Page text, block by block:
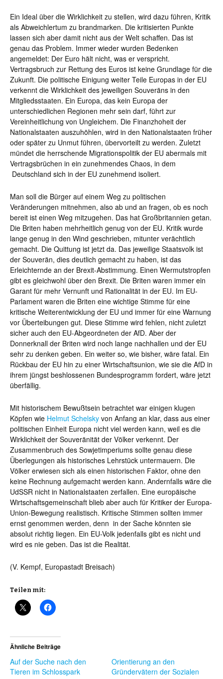
Ein Ideal über die Wirklichkeit zu stellen, wird dazu führen, Kritik
als Abweichlertum zu brandmarken. Die kritisierten Punkte
lassen sich aber damit nicht aus der Welt schaffen. Das ist
genau das Problem. Immer wieder wurden Bedenken
angemeldet: Der Euro hält nicht, was er verspricht.
Vertragsbruch zur Rettung des Euros ist keine Grundlage für die
Zukunft. Die politische Einigung weiter Teile Europas in der EU
verkennt die Wirklichkeit des jeweiligen Souveräns in den
Mitgliedsstaaten. Ein Europa, das kein Europa der
unterschiedlichen Regionen mehr sein darf, führt zur
Vereinheitlichung von Ungleichem. Die Finanzhoheit der
Nationalstaaten auszuhöhlen, wird in den Nationalstaaten früher
oder später zu Unmut führen, übervorteilt zu werden. Zuletzt
mündet die herrschende Migrationspolitik der EU abermals mit
Vertragsbrüchen in ein zunehmendes Chaos, in dem
Deutschland sich in der EU zunehmend isoliert.
Man soll die Bürger auf einem Weg zu politischen
Veränderungen mitnehmen, also ab und an fragen, ob es noch
bereit ist einen Weg mitzugehen. Das hat Großbritannien getan.
Die Briten haben mehrheitlich genug von der EU. Kritik wurde
lange genug in den Wind geschrieben, mitunter verächtlich
gemacht. Die Quittung ist jetzt da. Das jeweilige Staatsvolk ist
der Souverän, dies deutlich gemacht zu haben, ist das
Erleichternde an der Brexit-Abstimmung. Einen Wermutstropfen
gibt es gleichwohl über den Brexit. Die Briten waren immer ein
Garant für mehr Vernunft und Rationalität in der EU. Im EU-
Parlament waren die Briten eine wichtige Stimme für eine
kritische Weiterentwicklung der EU und immer für eine Warnung
vor Überteibungen gut. Diese Stimme wird fehlen, nicht zuletzt
sicher auch den EU-Abgeordneten der AfD. Aber der
Donnerknall der Briten wird noch lange nachhallen und der EU
sehr zu denken geben. Ein weiter so, wie bisher, wäre fatal. Ein
Rückbau der EU hin zu einer Wirtschaftsunion, wie sie die AfD in
ihrem jüngst beshlossenen Bundesprogramm fordert, wäre jetzt
überfällig.
Mit historischem Bewußtsein betrachtet war einigen klugen
Köpfen wie Helmut Schelsky von Anfang an klar, dass aus einer
politischen Einheit Europa nicht viel werden kann, weil es die
Wirklichkeit der Souveränität der Völker verkennt. Der
Zusammenbruch des Sowjetimperiums sollte genau diese
Überlegungen als historisches Lehrstück untermauern. Die
Völker erwiesen sich als einen historischen Faktor, ohne den
keine Rechnung aufgemacht werden kann. Andernfalls wäre die
UdSSR nicht in Nationalstaaten zerfallen. Eine europäische
Wirtschaftsgemeinschaft blieb aber auch für Kritiker der Europa-
Union-Bewegung realistisch. Kritische Stimmen sollten immer
ernst genommen werden, denn in der Sache könnten sie
absolut richtig liegen. Ein EU-Volk jedenfalls gibt es nicht und
wird es nie geben. Das ist die Realität.
(V. Kempf, Europastadt Breisach)
Teilen mit:
Ähnliche Beiträge
Auf der Suche nach den
Tieren im Schlosspark
Orientierung an den
Gründervätern der Sozialen